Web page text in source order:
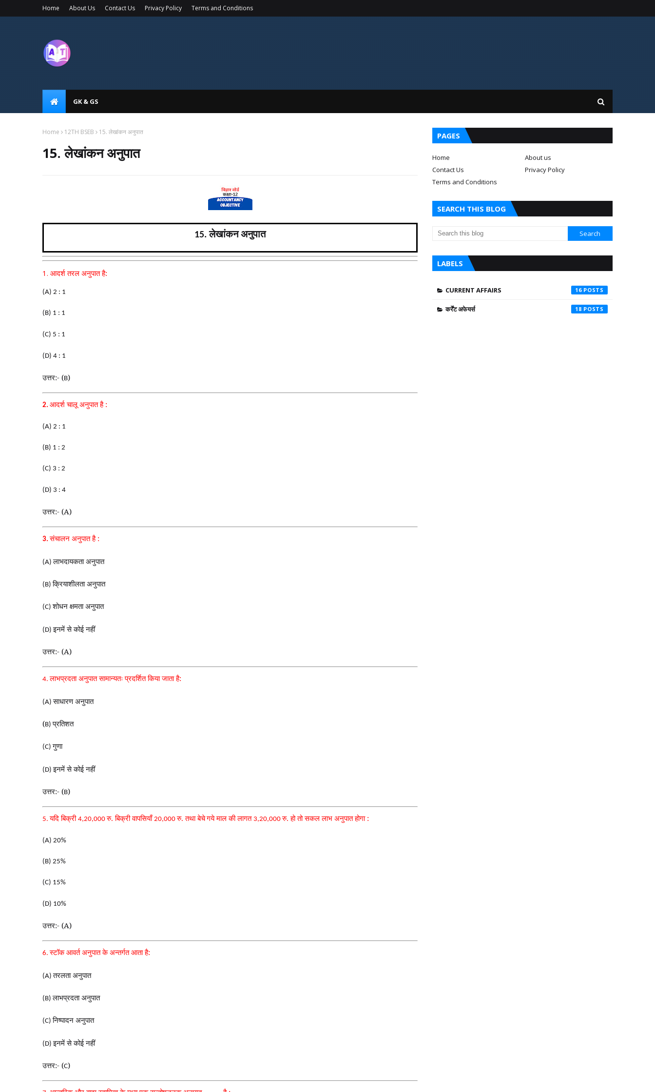
Home About Us Contact Us Privacy Policy Terms and Conditions
GK & GS
Home 12TH BSEB 15. लेखांकन अनुपात
15. लेखांकन अनुपात
15.लेखांकन अनुपात
1. आदर्श तरल अनुपात है:
(A) 2 : 1
(B) 1 : 1
(C) 5 : 1
(D) 4 : 1
उत्तर:- (B)
2. आदर्श चालू अनुपात है :
(A) 2 : 1
(B) 1 : 2
(C) 3 : 2
(D) 3 : 4
उत्तर:- (A)
3.संचालन अनुपात है :
(A)लाभदायकता अनुपात
(B)क्रियाशीलता अनुपात
(C)शोधन क्षमता अनुपात
(D)इनमें से कोई नहीं
उत्तर:- (A)
4.लाभप्रदता अनुपात सामान्यतः प्रदर्शित किया जाता है:
(A)साधारण अनुपात
(B)प्रतिशत
(C)गुणा
(D)इनमें से कोई नहीं
उत्तर:- (B)
5.यदि बिक्री 4,20,000रु. बिक्री वापसियाँ 20,000रु. तथा बेचेगये माल की लागत 3,20,000रु. हो तो सकल लाभ अनुपात होगा :
(A) 20%
(B) 25%
(C) 15%
(D) 10%
उत्तर:- (A)
6.स्टॉक आवर्त अनुपात के अन्तर्गत आता है:
(A)तरलता अनुपात
(B)लाभप्रदता अनुपात
(C)निष्पादन अनुपात
(D)इनमें से कोई नहीं
उत्तर:- (C)
PAGES
Home
About us
Contact Us
Privacy Policy
Terms and Conditions
SEARCH THIS BLOG
LABELS
CURRENT AFFAIRS 16
कर्रेंट अफेयर्स 18